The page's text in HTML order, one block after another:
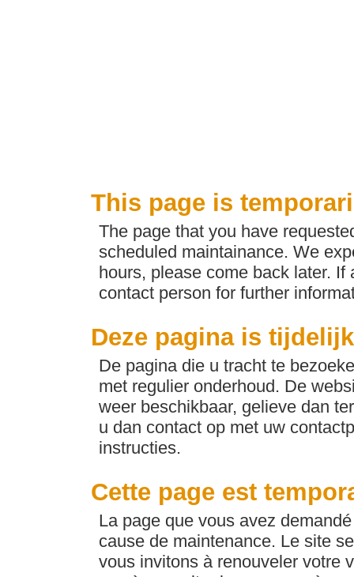
This page is
The page that you have
scheduled maintainance. We
hours, please come back later.
contact person for further
Deze pagina is
De pagina die u tracht te
met regulier onderhoud. De
weer beschikbaar, gelieve dan
u dan contact op met uw
instructies.
Cette page est
La page que vous avez
cause de maintenance. Le site
vous invitons à renouveler votre